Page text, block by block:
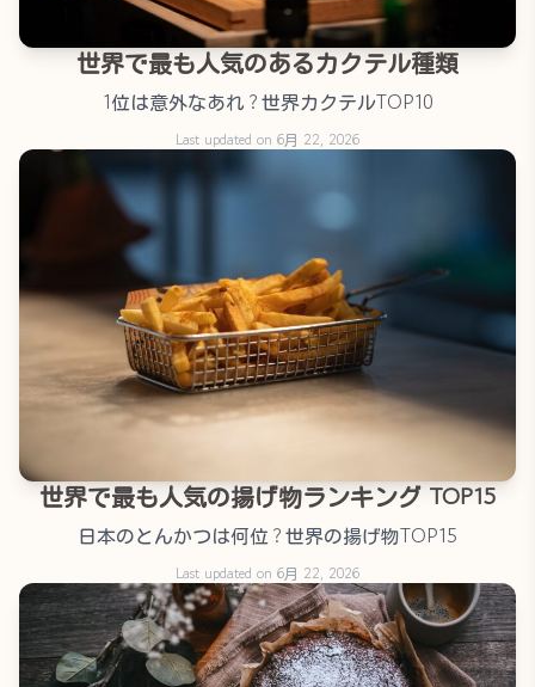
世界で最も人気のあるカクテル種類
1位は意外なあれ？世界カクテルTOP10
Last updated on 6月 22, 2026
世界で最も人気の揚げ物ランキング TOP15
日本のとんかつは何位？世界の揚げ物TOP15
Last updated on 6月 22, 2026